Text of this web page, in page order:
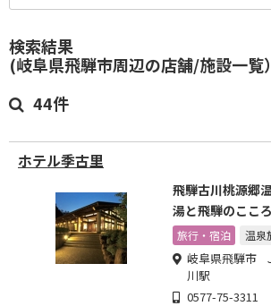
検索結果
(岐阜県飛騨市周辺の店舗/施設一覧）
44件
ホテル季古里
飛騨古川桃源郷
湯と飛騨のこころ
旅行・宿泊 温泉
岐阜県飛騨市
川駅
0577-75-3311